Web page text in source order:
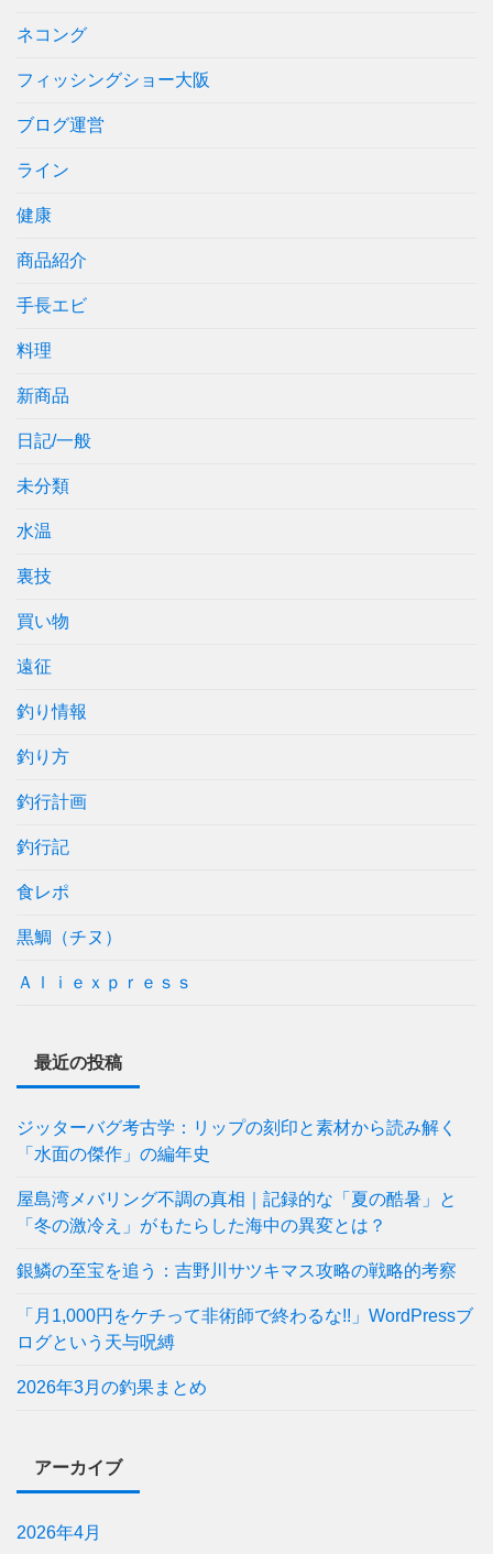
ネコング
フィッシングショー大阪
ブログ運営
ライン
健康
商品紹介
手長エビ
料理
新商品
日記/一般
未分類
水温
裏技
買い物
遠征
釣り情報
釣り方
釣行計画
釣行記
食レポ
黒鯛（チヌ）
Ａｌｉｅｘｐｒｅｓｓ
最近の投稿
ジッターバグ考古学：リップの刻印と素材から読み解く
「水面の傑作」の編年史
屋島湾メバリング不調の真相｜記録的な「夏の酷暑」と
「冬の激冷え」がもたらした海中の異変とは？
銀鱗の至宝を追う：吉野川サツキマス攻略の戦略的考察
「月1,000円をケチって非術師で終わるな!!」WordPressブ
ログという天与呪縛
2026年3月の釣果まとめ
アーカイブ
2026年4月